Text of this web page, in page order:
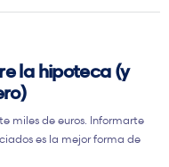
la hipoteca (y
miles de euros. Informarte
es la mejor forma de